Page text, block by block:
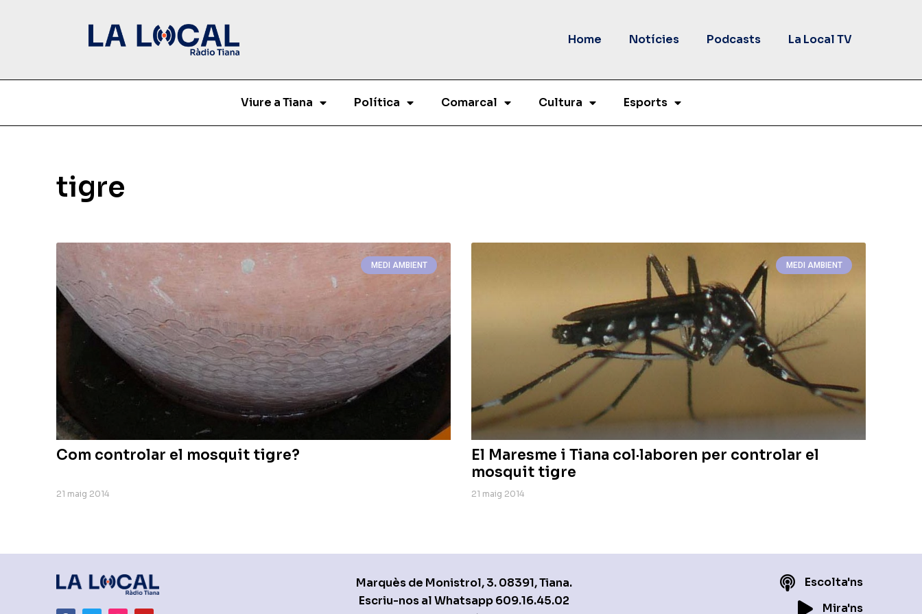
Home Notícies Podcasts La Local TV
Viure a Tiana Política Comarcal Cultura Esports
tigre
MEDI AMBIENT
Com controlar el mosquit tigre?
21 maig 2014
MEDI AMBIENT
El Maresme i Tiana col·laboren per controlar el
mosquit tigre
21 maig 2014
Marquès de Monistrol, 3. 08391, Tiana.
Escriu-nos al Whatsapp609.16.45.02
Escolta'ns
Mira'ns